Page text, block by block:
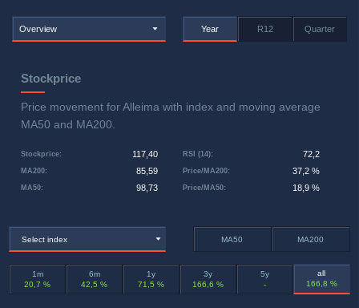
Overview Year R12 Quarter
Stockprice
Price movement for Alleima with index and moving average
MA50 and MA200.
Stockprice: 117,40
MA50: 98,73
MA200: 85,59 Price/MA200: 37,2 %
RSI (14): 72,2
Price/MA50: 18,9 %
Select index MA50 MA200
1m
20,7 %
6m
42,5 %
1y
71,5 %
3y
166,6 %
5y
-
all
166,8 %